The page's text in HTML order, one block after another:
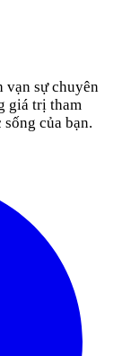
sự chuyên
giá trị tham
của bạn.